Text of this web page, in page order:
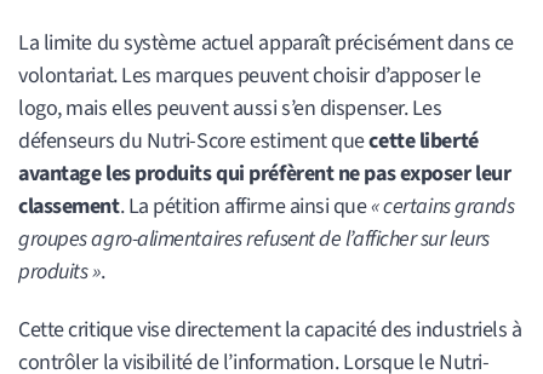
La limite du système actuel apparaît précisément dans ce
volontariat. Les marques peuvent choisir d’apposer le
logo, mais elles peuvent aussi s’en dispenser. Les
défenseurs du Nutri-Score estiment quecette liberté
avantage les produits qui préfèrent ne pas exposer leur
classement. La pétition affirme ainsi que« certains grands
groupes agro-alimentaires refusent de l’afficher sur leurs
produits ».
Cette critique vise directement la capacité des industriels à
contrôler la visibilité de l’information. Lorsque le Nutri-